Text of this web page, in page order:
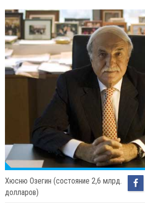
Хюсню Озегин (состояние 2,6 млрд.
долларов)